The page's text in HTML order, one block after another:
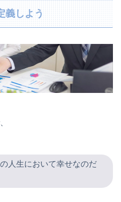
義しよう
人生において幸せなのだ